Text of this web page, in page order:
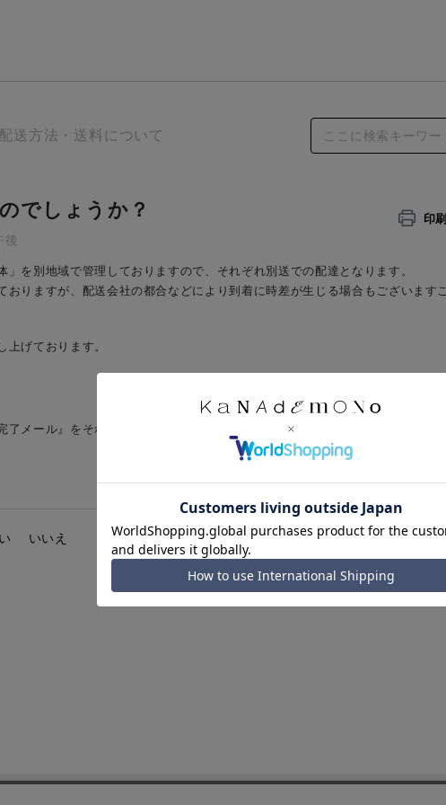
配送方法・送料について
でしょうか？ 印刷
後
を別地域で管理しておりますので、それぞれ別送での配達となります。
りますが、配送会社の都合などにより到着に時差が生じる場合もございますこ
げております。
メール』をそれぞれ配信しておりますので、併せてご確認いただけますと幸い
いいえ